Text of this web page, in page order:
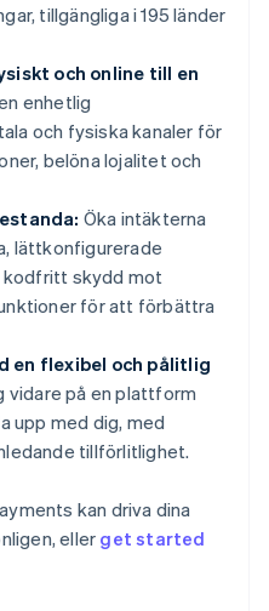
tillgängliga i 195 länder
och online till en
enhetlig
och fysiska kanaler för
belöna lojalitet och
Öka intäkterna
lättkonfigurerade
kodfritt skydd mot
för att förbättra
en flexibel och pålitlig
vidare på en plattform
upp med dig, med
tillförlitlighet.
kan driva dina
eller get started